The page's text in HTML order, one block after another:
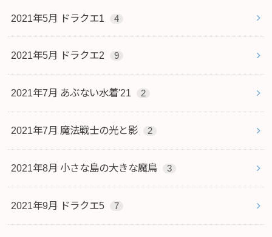
2021年5月 ドラクエ1 4
2021年5月 ドラクエ2 9
2021年7月 あぶない水着'21 2
2021年7月 魔法戦士の光と影 2
2021年8月 小さな島の大きな魔鳥 3
2021年9月 ドラクエ5 7